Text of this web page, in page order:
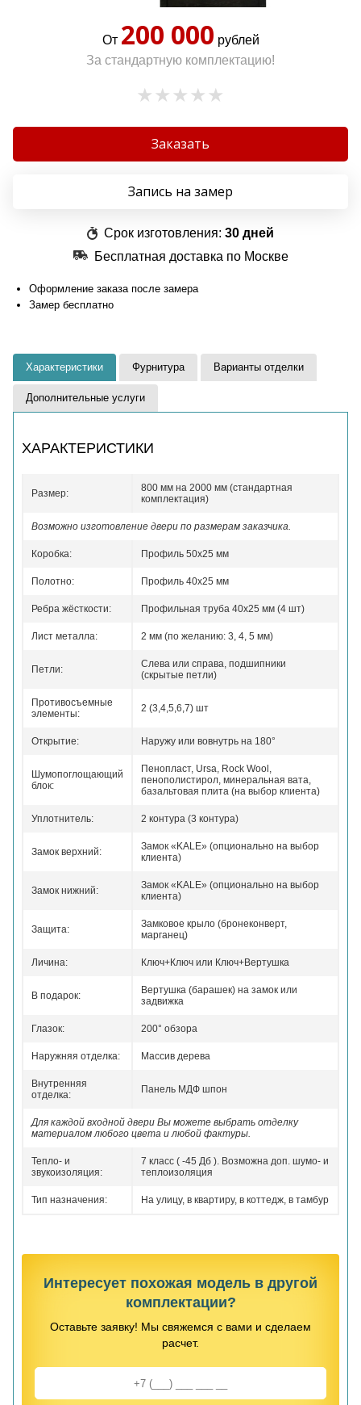
От 200 000 рублей
За стандартную комплектацию!
Заказать
Запись на замер
Срок изготовления: 30 дней
Бесплатная доставка по Москве
Оформление заказа после замера
Замер бесплатно
Характеристики Фурнитура Варианты отделки
Дополнительные услуги
ХАРАКТЕРИСТИКИ
Размер:
800 мм на 2000 мм (стандартная
комплектация)
Возможно изготовление двери по размерам заказчика.
Коробка: Профиль 50x25 мм
Полотно: Профиль 40x25 мм
Ребра жёсткости: Профильная труба 40х25 мм (4 шт)
Лист металла: 2 мм (по желанию: 3, 4, 5 мм)
Петли:
Слева или справа, подшипники
(скрытые петли)
Противосъемные
элементы:
2 (3,4,5,6,7) шт
Открытие: Наружу или вовнутрь на 180°
Шумопоглощающий
блок:
Пенопласт, Ursa, Rock Wool,
пенополистирол, минеральная вата,
базальтовая плита (на выбор клиента)
Уплотнитель: 2 контура (3 контура)
Замок верхний:
Замок «KALE» (опционально на выбор
клиента)
Замок нижний:
Замок «KALE» (опционально на выбор
клиента)
Защита:
Замковое крыло (бронеконверт,
марганец)
Личина: Ключ+Ключ или Ключ+Вертушка
В подарок:
Вертушка (барашек) на замок или
задвижка
Глазок: 200° обзора
Наружняя отделка: Массив дерева
Внутренняя
отделка:
Панель МДФ шпон
Для каждой входной двери Вы можете выбрать отделку
материалом любого цвета и любой фактуры.
Тепло- и
звукоизоляция:
7 класс ( -45 Дб ). Возможна доп. шумо- и
теплоизоляция
Тип назначения: На улицу, в квартиру, в коттедж, в тамбур
Интересует похожая модель в другой
комплектации?
Оставьте заявку! Мы свяжемся с вами и сделаем
расчет.